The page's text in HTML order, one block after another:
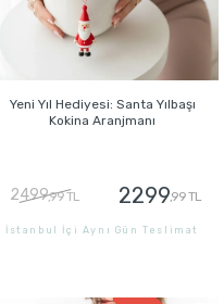
Yeni Yıl Hediyesi: Santa Yılbaşı
Kokina Aranjmanı
2499,99 TL 2299,99 TL
İstanbul İçi Aynı Gün Teslimat